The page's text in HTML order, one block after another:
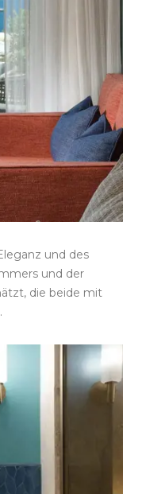
und des
und der
die beide mit